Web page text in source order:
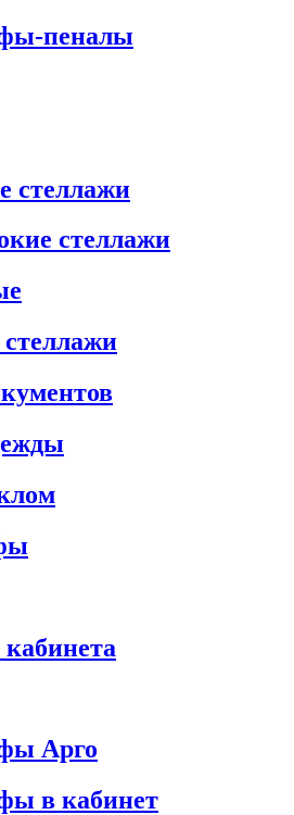
пеналы
стеллажи
стеллажи
Арго
в кабинет